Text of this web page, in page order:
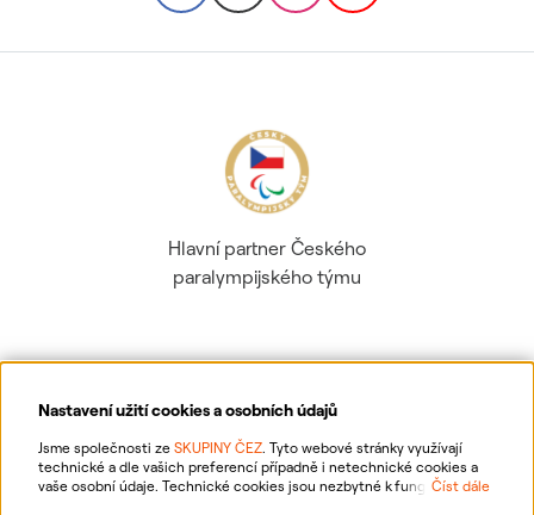
Nastavení užití cookies a osobních údajů
Jsme společnosti ze SKUPINY ČEZ. Tyto webové stránky využívají
technické a dle vašich preferencí případně i netechnické cookies a
vaše osobní údaje. Technické cookies jsou nezbytné k fungováníČíst dále
Hlavní partner Českého
paralympijského týmu
Ochrana osobních údajů
Informace o webu